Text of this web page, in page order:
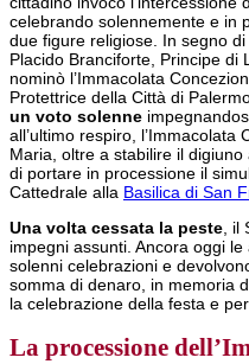
celebrando solennemente e in
due figure religiose. In segno
Placido Branciforte, Principe di
nominò l’Immacolata
Protettrice della Città di
un voto solenne
all’ultimo respiro,
Maria, oltre a stabilire il
di portare in processione il
Cattedrale alla Basilica di San
Una volta cessata la peste ,
impegni assunti. Ancora oggi
solenni celebrazioni e
somma di denaro, in memoria
la celebrazione della festa e
La processione